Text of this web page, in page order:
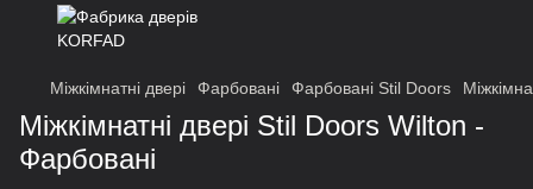
Міжкімнатні двері Фарбовані Фарбовані Stil Doors
Міжкімнатні двері Stil Doors Wilton -
Фарбовані